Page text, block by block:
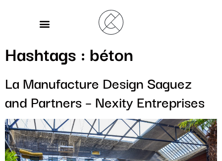
Hashtags : béton
La Manufacture Design Saguez
and Partners – Nexity Entreprises